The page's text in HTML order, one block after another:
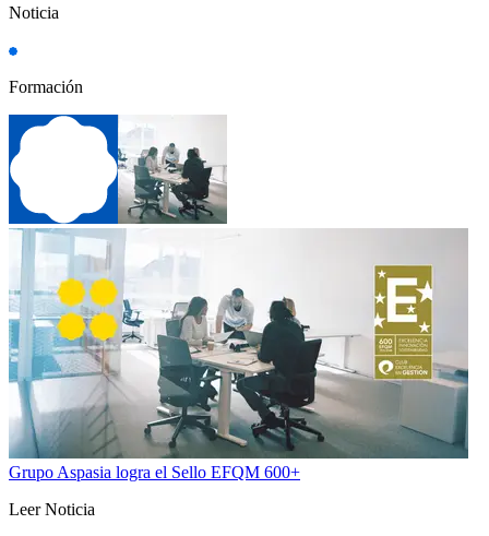
Noticia
Formación
Grupo Aspasia logra el Sello EFQM 600+
Leer Noticia